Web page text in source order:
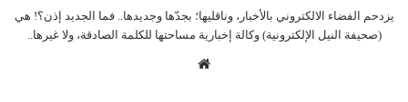
يزدحم الفضاء الالكتروني بالأخبار، وناقليها؛ بجدّها وجديدها.. فما الجديد إذن؟! هي
(صحيفة النيل الإلكترونية) وكالة إخبارية مساحتها للكلمة الصادقة، ولا غيرها..